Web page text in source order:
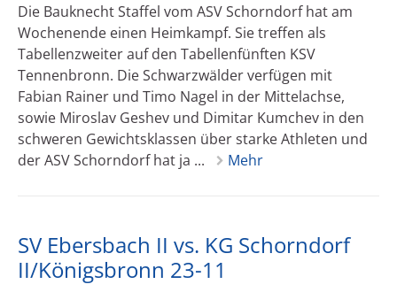
Die Bauknecht Staffel vom ASV Schorndorf hat am
Wochenende einen Heimkampf. Sie treffen als
Tabellenzweiter auf den Tabellenfünften KSV
Tennenbronn. Die Schwarzwälder verfügen mit
Fabian Rainer und Timo Nagel in der Mittelachse,
sowie Miroslav Geshev und Dimitar Kumchev in den
schweren Gewichtsklassen über starke Athleten und
der ASV Schorndorf hat ja ...
Mehr
SV Ebersbach II vs. KG Schorndorf
II/Königsbronn 23-11